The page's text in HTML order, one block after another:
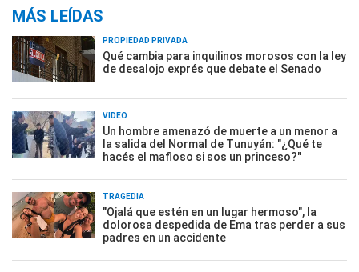
MÁS LEÍDAS
PROPIEDAD PRIVADA
Qué cambia para inquilinos morosos con la ley
de desalojo exprés que debate el Senado
VIDEO
Un hombre amenazó de muerte a un menor a
la salida del Normal de Tunuyán: "¿Qué te
hacés el mafioso si sos un princeso?"
TRAGEDIA
"Ojalá que estén en un lugar hermoso", la
dolorosa despedida de Ema tras perder a sus
padres en un accidente